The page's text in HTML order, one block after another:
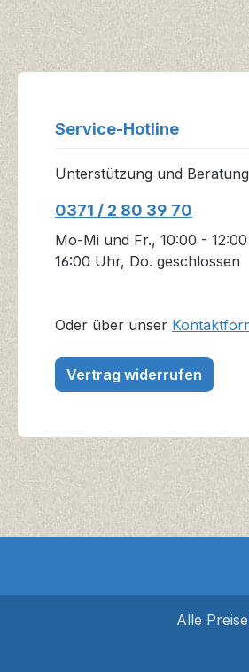
Service-Hotline
Unterstützung und
0371 / 2 80 39 70
Mo-Mi und Fr., 10:00 -
16:00 Uhr, Do. geschlossen
Oder über unser
Vertrag widerrufen
Alle